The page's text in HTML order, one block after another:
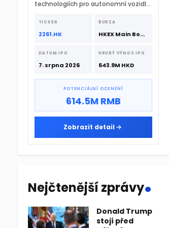
technologiích pro autonomní vozidla
srpna 2026 s podporou CATL a
Hillhouse Investment.
TICKER
2261.HK
BURZA
HKEX Main Board
DATUM IPO
7. srpna 2026
HRUBÝ VÝNOS IPO
643.9M HKD
POTENCIÁLNÍ OCENĚNÍ
614.5M RMB
Zobrazit detail
Nejčtenější zprávy.
Donald Trump
stojí před